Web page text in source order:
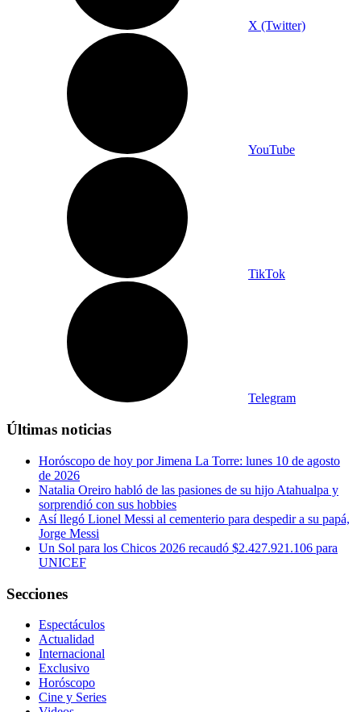
X (Twitter)
YouTube
TikTok
Telegram
Últimas noticias
Horóscopo de hoy por Jimena La Torre: lunes 10 de agosto
de 2026
Natalia Oreiro habló de las pasiones de su hijo Atahualpa y
sorprendió con sus hobbies
Así llegó Lionel Messi al cementerio para despedir a su papá,
Jorge Messi
Un Sol para los Chicos 2026 recaudó $2.427.921.106 para
UNICEF
Secciones
Espectáculos
Actualidad
Internacional
Exclusivo
Horóscopo
Cine y Series